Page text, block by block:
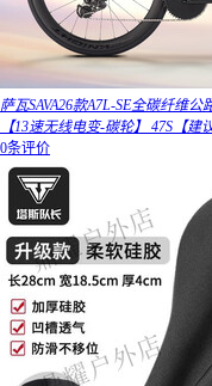
萨瓦SAVA26款A7L-SE全碳纤维
【13速无线电变-碳轮】 47S【建
0条评价